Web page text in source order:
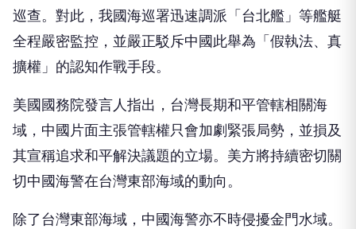
巡查。對此，我國海巡署迅速調派「台北艦」等艦艇
全程嚴密監控，並嚴正駁斥中國此舉為「假執法、真
擴權」的認知作戰手段。
美國國務院發言人指出，台灣長期和平管轄相關海
域，中國片面主張管轄權只會加劇緊張局勢，並損及
其宣稱追求和平解決議題的立場。美方將持續密切關
切中國海警在台灣東部海域的動向。
除了台灣東部海域，中國海警亦不時侵擾金門水域。